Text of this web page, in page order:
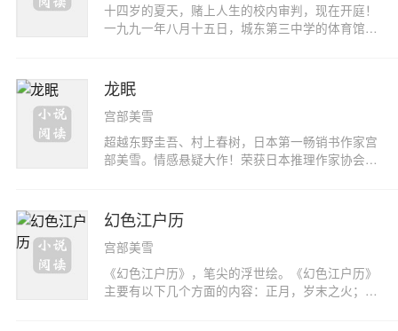
十四岁的夏天，赌上人生的校内审判，现在开庭！
一九九一年八月十五日，城东第三中学的体育馆成
真相。当一个又一个证人被传唤出庭，笼罩在事件
之上的层层迷雾也被陆续拨开。眼看着离真相越来
越近，新的疑问却渐渐浮现——似乎有一双无形的
手，在操纵着这场审判。于是，在审判的最后一
天，当最后一名证人登场之时，法庭迎来了所有人
意想不到的终结……
龙眠
宫部美雪
超越东野圭吾、村上春树，日本第一畅销书作家宫
部美雪。情感悬疑大作！荣获日本推理作家协会大
渊……每个人体内都有一条龙，那是一张蕴藏着无
穷力量的沉睡的龙；当它苏醒过来，我们唯一能做
的，只有祈祷！现身台风暴雨夜的少年慎司，声称
自己具有扫描他人内心的能力，他从遗落于事故现
场的雨伞上读取到了犯罪真相！另一名神秘少年直
也，则——证实慎司全在撒谎，但他满眼忧伤。六
幻色江户历
宫部美雪
《幻色江户历》，笔尖的浮世绘。《幻色江户历》
主要有以下几个方面的内容：正月，岁末之火；二